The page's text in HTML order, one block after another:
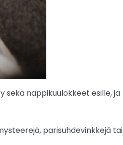
sekä nappikuulokkeet esille, ja
parisuhdevinkkejä tai